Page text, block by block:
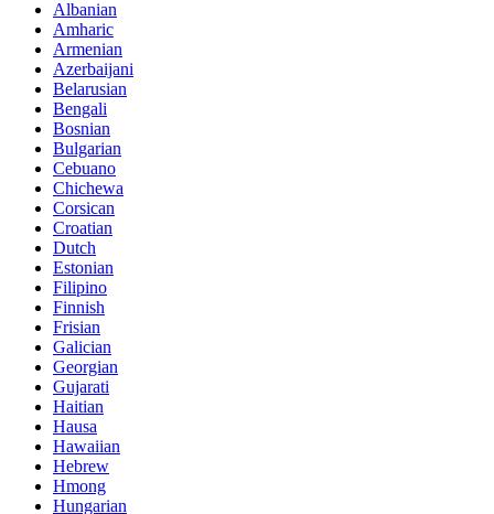
Albanian
Amharic
Armenian
Azerbaijani
Belarusian
Bengali
Bosnian
Bulgarian
Cebuano
Chichewa
Corsican
Croatian
Dutch
Estonian
Filipino
Finnish
Frisian
Galician
Georgian
Gujarati
Haitian
Hausa
Hawaiian
Hebrew
Hmong
Hungarian